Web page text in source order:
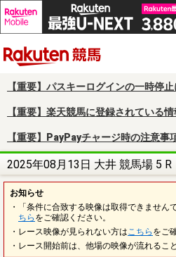
【重要】パスキーログインの一時停
【重要】楽天競馬に登録されている
【重要】PayPayチャージ時の注意事
2025年08月13日 大井 競馬場 5
お知らせ
・「条件に合致する映像は取得できません
ちら をご確認ください。
・レース映像が見られない方は こちら をご
・レース開始前は、他場の映像が流れるこ